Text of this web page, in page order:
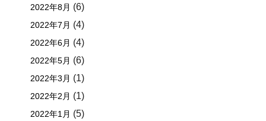
2022年8月 (6)
2022年7月 (4)
2022年6月 (4)
2022年5月 (6)
2022年3月 (1)
2022年2月 (1)
2022年1月 (5)